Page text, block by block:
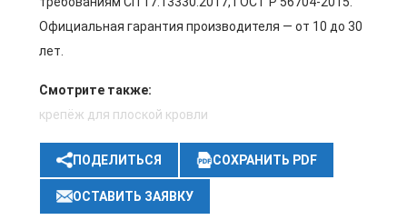
Официальная гарантия производителя — от 10 до 30
лет.
Смотрите также:
крепёж для плоской кровли
ПОДЕЛИТЬСЯ СОХРАНИТЬ PDF
ОСТАВИТЬ ЗАЯВКУ